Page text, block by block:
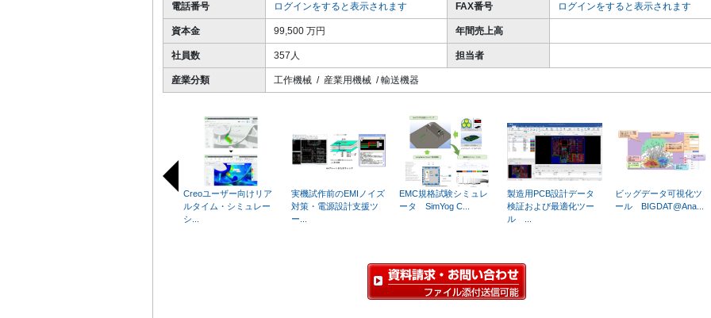
電話番号 ログインをすると表示されます FAX番号 ログインをすると表示されます
資本金 99,500 万円 年間売上高
社員数 357人 担当者
産業分類 工作機械 / 産業用機械 / 輸送機器
Creoユーザー向けリア
ルタイム・シミュレー
シ...
実機試作前のEMIノイズ
対策・電源設計支援ツ
ー...
EMC規格試験​シミュレ
ータ SimYog C...
製造用PCB設計データ
検証および最適化ツー
ル ...
ビッグデータ可視化ツ
ール BIGDAT@Ana...